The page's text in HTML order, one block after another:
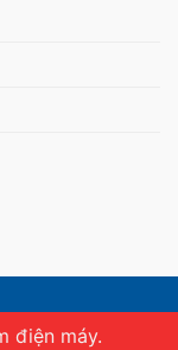
điện máy.